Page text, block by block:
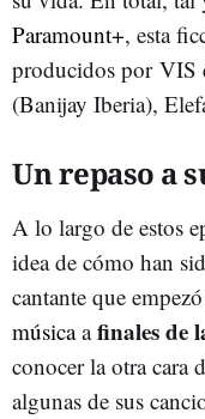
Paramount+, esta
producidos por VIS
(Banijay Iberia),
Un repaso a
A lo largo de estos
idea de cómo han
cantante que
músicaafinales de
conocer la otra cara
algunas de sus